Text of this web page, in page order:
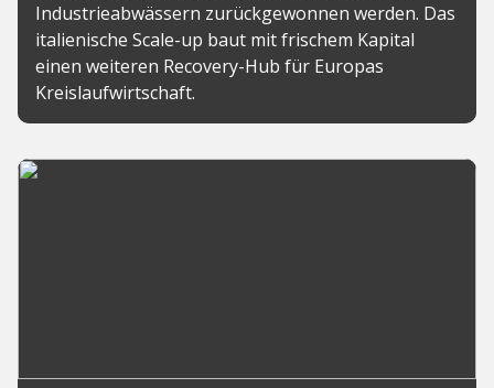
Industrieabwässern zurückgewonnen werden. Das
italienische Scale-up baut mit frischem Kapital
einen weiteren Recovery-Hub für Europas
Kreislaufwirtschaft.